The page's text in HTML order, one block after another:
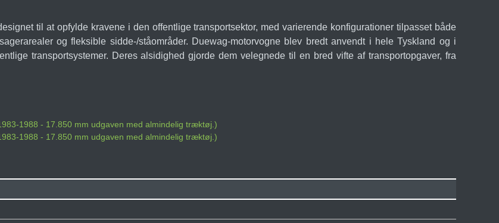
til at opfylde kravene i den offentlige transportsektor, med varierende konfigurationer tilpasset både
og fleksible sidde-/ståområder. Duewag-motorvogne blev bredt anvendt i hele Tyskland og i
transportsystemer. Deres alsidighed gjorde dem velegnede til en bred vifte af transportopgaver, fra
1988 - 17.850 mm udgaven med almindelig træktøj.)
1988 - 17.850 mm udgaven med almindelig træktøj.)